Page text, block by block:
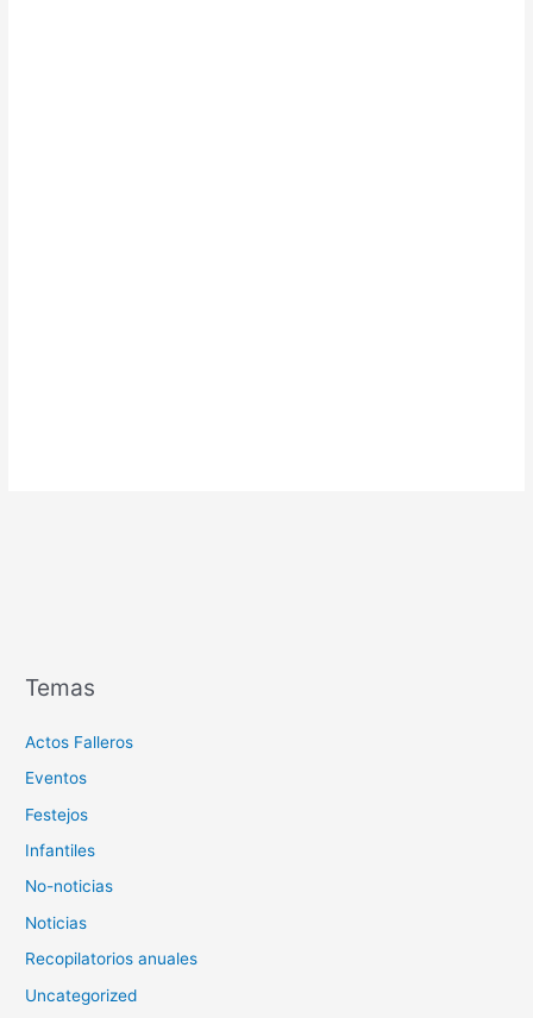
Temas
Actos Falleros
Eventos
Festejos
Infantiles
No-noticias
Noticias
Recopilatorios anuales
Uncategorized